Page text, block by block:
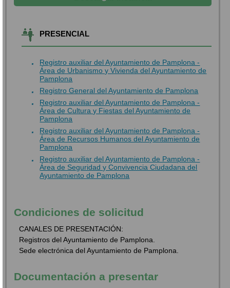
PRESENCIAL
Registro auxiliar del Ayuntamiento de Pamplona -
Área de Urbanismo y Vivienda del Ayuntamiento de
Pamplona
Registro General del Ayuntamiento de Pamplona
Registro auxiliar del Ayuntamiento de Pamplona -
Área de Cultura y Fiestas del Ayuntamiento de
Pamplona
Registro auxiliar del Ayuntamiento de Pamplona -
Área de Recursos Humanos del Ayuntamiento de
Pamplona
Registro auxiliar del Ayuntamiento de Pamplona -
Área de Seguridad y Convivencia Ciudadana del
Ayuntamiento de Pamplona
Condiciones de solicitud
CANALES DE PRESENTACIÓN:
Registros del Ayuntamiento de Pamplona.
Sede electrónica del Ayuntamiento de Pamplona.
Documentación a presentar